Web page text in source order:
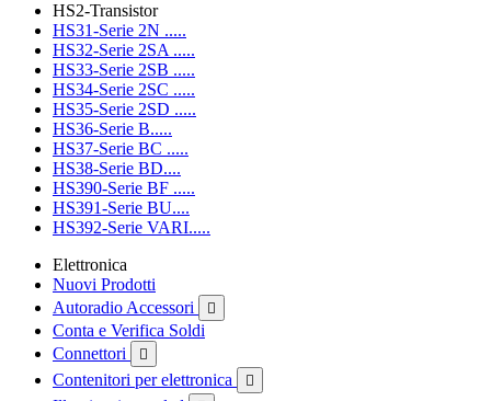
HS2-Transistor
HS31-Serie 2N .....
HS32-Serie 2SA .....
HS33-Serie 2SB .....
HS34-Serie 2SC .....
HS35-Serie 2SD .....
HS36-Serie B.....
HS37-Serie BC .....
HS38-Serie BD....
HS390-Serie BF .....
HS391-Serie BU....
HS392-Serie VARI.....
Elettronica
Nuovi Prodotti
Autoradio Accessori

Conta e Verifica Soldi
Connettori

Contenitori per elettronica 